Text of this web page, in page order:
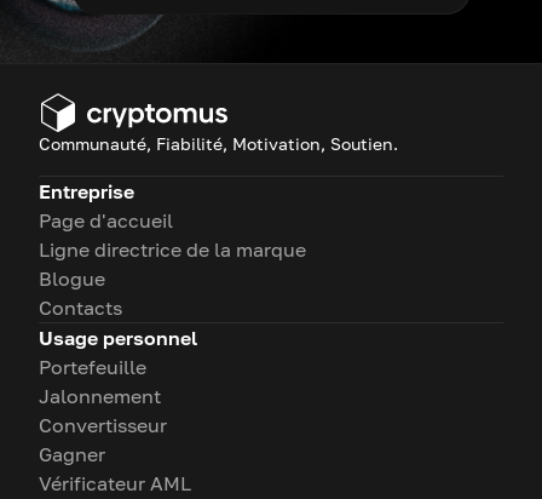
Communauté, Fiabilité, Motivation, Soutien.
Entreprise
Page d'accueil
Ligne directrice de la marque
Blogue
Contacts
Usage personnel
Portefeuille
Jalonnement
Convertisseur
Gagner
Vérificateur AML